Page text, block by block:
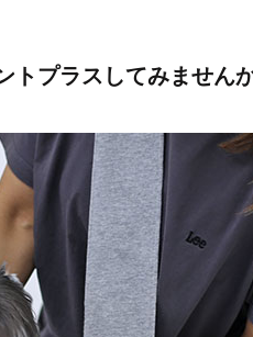
トプラスしてみません